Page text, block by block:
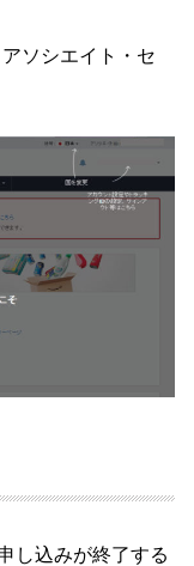
ソシエイト・セ
し込みが終了する